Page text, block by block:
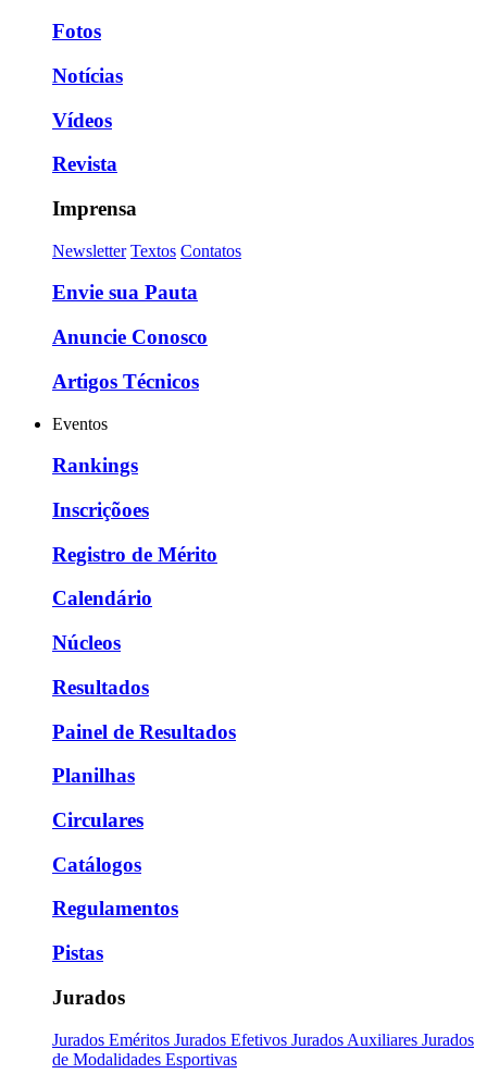
Fotos
Notícias
Vídeos
Revista
Imprensa
Newsletter Textos Contatos
Envie sua Pauta
Anuncie Conosco
Artigos Técnicos
Eventos
Rankings
Inscriçõoes
Registro de Mérito
Calendário
Núcleos
Resultados
Painel de Resultados
Planilhas
Circulares
Catálogos
Regulamentos
Pistas
Jurados
Jurados Eméritos Jurados Efetivos Jurados Auxiliares Jurados
de Modalidades Esportivas